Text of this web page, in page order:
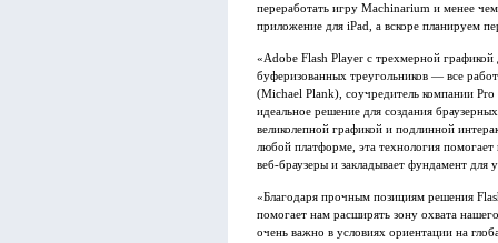
переработать игру Machinarium и менее
приложение для iPad, а вскоре планируем
«Adobe Flash Player с трехмерной графикой
буферизованных треугольников — все
(Michael Plank), соучредитель компании
идеальное решение для создания
великолепной графикой и подлинной
любой платформе, эта технология помогает
веб-браузеры и закладывает фундамент
«Благодаря прочным позициям решения
помогает нам расширять зону охвата
очень важно в условиях ориентации на